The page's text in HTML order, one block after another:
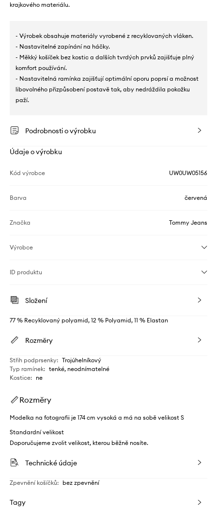
krajkového materiálu.
- Výrobek obsahuje materiály vyrobené z recyklovaných vláken.
- Nastavitelné zapínání na háčky.
- Měkký košíček bez kostic a dalších tvrdých prvků zajišťuje plný
komfort používání.
- Nastavitelná ramínka zajišťují optimální oporu poprsí a možnost
libovolného přizpůsobení postavě tak, aby nedráždila pokožku
paží.
Podrobnosti o výrobku
Údaje o výrobku
Kód výrobce UW0UW05156
Barva červená
Značka Tommy Jeans
Výrobce
ID produktu
Složení
77 % Recyklovaný polyamid, 12 % Polyamid, 11 % Elastan
Rozměry
Střih podprsenky: Trojúhelníkový
Typ ramínek: tenké, neodnímatelné
Kostice: ne
Rozměry
Modelka na fotografii je 174 cm vysoká a má na sobě velikost S
Standardní velikost
Doporučujeme zvolit velikost, kterou běžně nosíte.
Technické údaje
Zpevnění košíčků: bez zpevnění
Tagy